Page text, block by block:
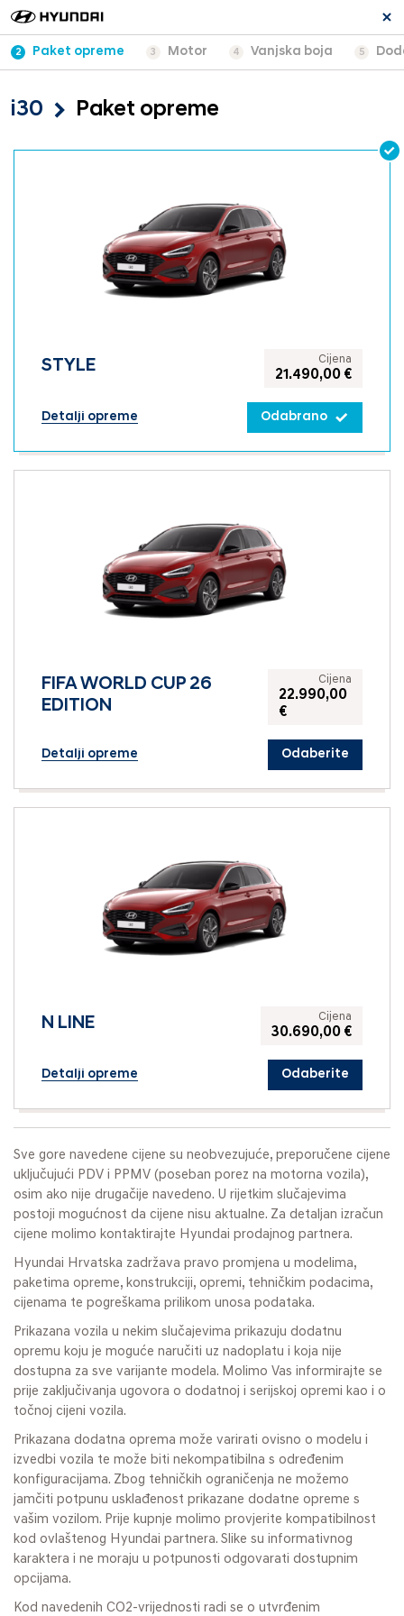
2 Paket opreme 3 Motor 4 Vanjska boja 5
i30 Paket opreme
STYLE Cijena
21.490,00 €
Detalji opreme Odabrano
FIFA WORLD CUP 26
EDITION
Cijena
22.990,00
€
Detalji opreme Odaberite
N LINE Cijena
30.690,00 €
Detalji opreme Odaberite
Sve gore navedene cijene su neobvezujuće, preporučene cijene
uključujući PDV i PPMV (poseban porez na motorna vozila),
osim ako nije drugačije navedeno. U rijetkim slučajevima
postoji mogućnost da cijene nisu aktualne. Za detaljan izračun
cijene molimo kontaktirajte Hyundai prodajnog partnera.
Hyundai Hrvatska zadržava pravo promjena u modelima,
paketima opreme, konstrukciji, opremi, tehničkim podacima,
cijenama te pogreškama prilikom unosa podataka.
Prikazana vozila u nekim slučajevima prikazuju dodatnu
opremu koju je moguće naručiti uz nadoplatu i koja nije
dostupna za sve varijante modela. Molimo Vas informirajte se
prije zaključivanja ugovora o dodatnoj i serijskoj opremi kao i o
točnoj cijeni vozila.
Prikazana dodatna oprema može varirati ovisno o modelu i
izvedbi vozila te može biti nekompatibilna s određenim
konfiguracijama. Zbog tehničkih ograničenja ne možemo
jamčiti potpunu usklađenost prikazane dodatne opreme s
vašim vozilom. Prije kupnje molimo provjerite kompatibilnost
kod ovlaštenog Hyundai partnera. Slike su informativnog
karaktera i ne moraju u potpunosti odgovarati dostupnim
opcijama.
Kod navedenih CO2-vrijednosti radi se o utvrđenim